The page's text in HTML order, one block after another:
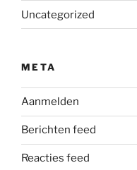
Uncategorized
META
Aanmelden
Berichten feed
Reacties feed